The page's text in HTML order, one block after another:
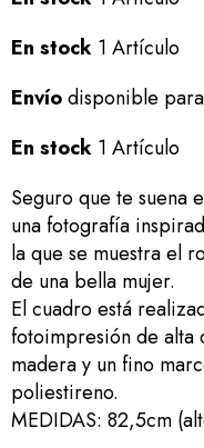
En stock 1 Artículo
Envíodisponible
En stock 1 Artículo
Seguro que te suena
una fotografía
la que se muestra el
de una bella mujer.
El cuadro está
fotoimpresión de alta
madera y un fino
poliestireno.
MEDIDAS: 82,5cm